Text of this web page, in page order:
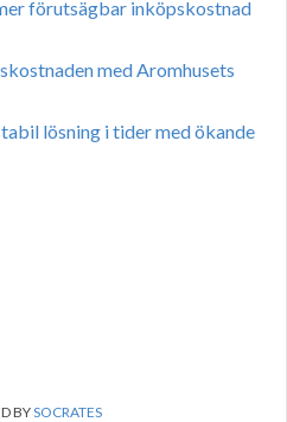
förutsägbar inköpskostnad
med Aromhusets
lösning i tider med ökande
BYSOCRATES